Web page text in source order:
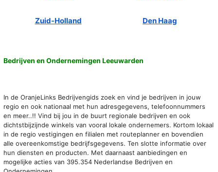
Zuid-Holland Den Haag
Bedrijven en Ondernemingen Leeuwarden
In de OranjeLinks Bedrijvengids zoek en vind je bedrijven in jouw
regio en ook nationaal met hun adresgegevens, telefoonnummers
en meer..!! Vind bij jou in de buurt regionale bedrijven en ook
dichtstbijzijnde winkels van vooral lokale ondernemers. Kortom lokaal
in de regio vestigingen en filialen met routeplanner en bovendien
alle overeenkomstige bedrijfsgegevens. Ten slotte informatie over
hun diensten en producten. Met daarnaast aanbiedingen en
mogelijke acties van 395.354 Nederlandse Bedrijven en